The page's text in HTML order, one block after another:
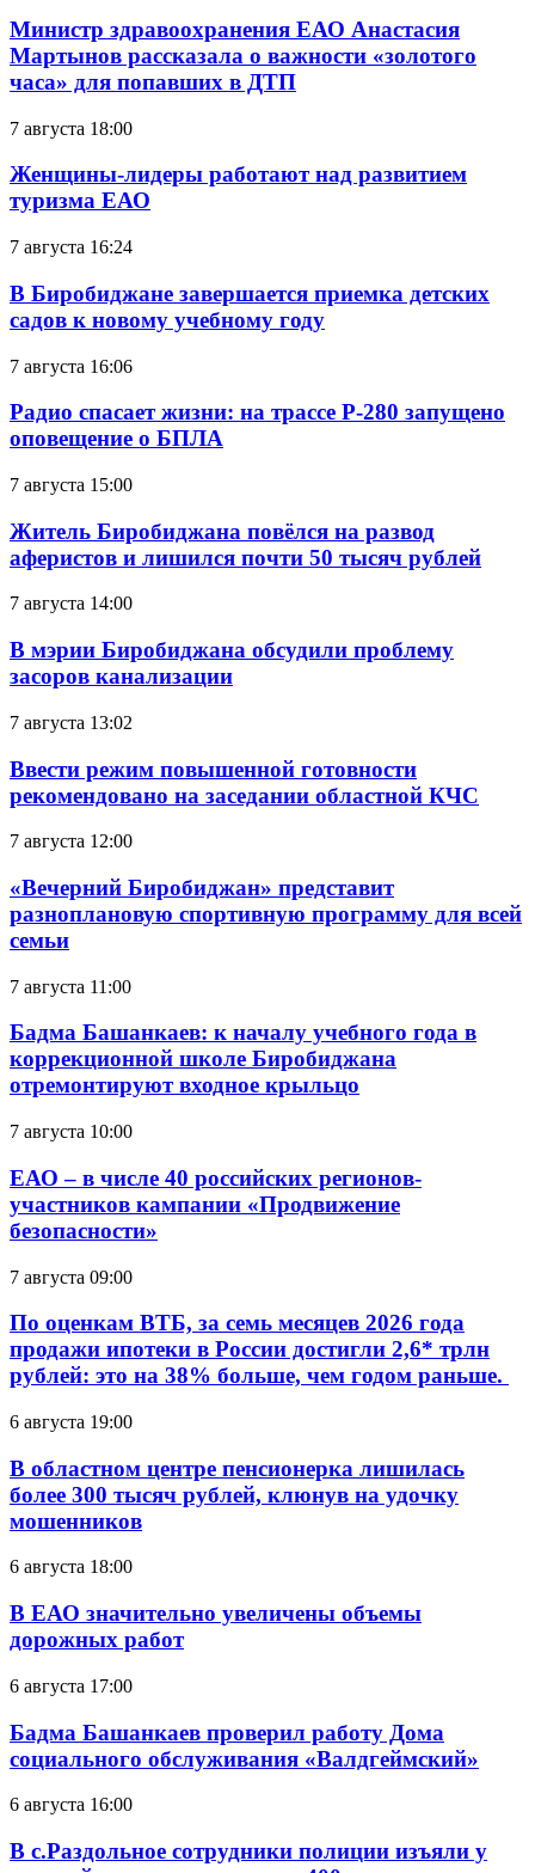
Министр здравоохранения ЕАО Анастасия
Мартынов рассказала о важности «золотого
часа» для попавших в ДТП
7 августа 18:00
Женщины-лидеры работают над развитием
туризма ЕАО
7 августа 16:24
В Биробиджане завершается приемка детских
садов к новому учебному году
7 августа 16:06
Радио спасает жизни: на трассе Р-280 запущено
оповещение о БПЛА
7 августа 15:00
Житель Биробиджана повёлся на развод
аферистов и лишился почти 50 тысяч рублей
7 августа 14:00
В мэрии Биробиджана обсудили проблему
засоров канализации
7 августа 13:02
Ввести режим повышенной готовности
рекомендовано на заседании областной КЧС
7 августа 12:00
«Вечерний Биробиджан» представит
разноплановую спортивную программу для всей
семьи
7 августа 11:00
Бадма Башанкаев: к началу учебного года в
коррекционной школе Биробиджана
отремонтируют входное крыльцо
7 августа 10:00
ЕАО – в числе 40 российских регионов-
участников кампании «Продвижение
безопасности»
7 августа 09:00
По оценкам ВТБ, за семь месяцев 2026 года
продажи ипотеки в России достигли 2,6* трлн
рублей: это на 38% больше, чем годом раньше.
6 августа 19:00
В областном центре пенсионерка лишилась
более 300 тысяч рублей, клюнув на удочку
мошенников
6 августа 18:00
В ЕАО значительно увеличены объемы
дорожных работ
6 августа 17:00
Бадма Башанкаев проверил работу Дома
социального обслуживания «Валдгеймский»
6 августа 16:00
В с.Раздольное сотрудники полиции изъяли у